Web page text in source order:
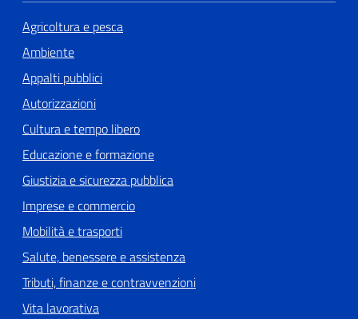
Agricoltura e pesca
Ambiente
Appalti pubblici
Autorizzazioni
Cultura e tempo libero
Educazione e formazione
Giustizia e sicurezza pubblica
Imprese e commercio
Mobilità e trasporti
Salute, benessere e assistenza
Tributi, finanze e contravvenzioni
Vita lavorativa